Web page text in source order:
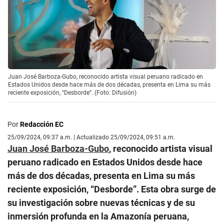
Juan José Barboza-Gubo, reconocido artista visual peruano radicado en
Estados Unidos desde hace más de dos décadas, presenta en Lima su más
reciente exposición, “Desborde”. (Foto: Difusión)
PorRedacción EC
25/09/2024, 09:37 a.m. | Actualizado 25/09/2024, 09:51 a.m.
Juan José Barboza-Gubo, reconocido artista visual
peruano radicado en Estados Unidos desde hace
más de dos décadas, presenta en Lima su más
reciente exposición, “Desborde”. Esta obra surge de
su investigación sobre nuevas técnicas y de su
inmersión profunda en la Amazonía peruana,